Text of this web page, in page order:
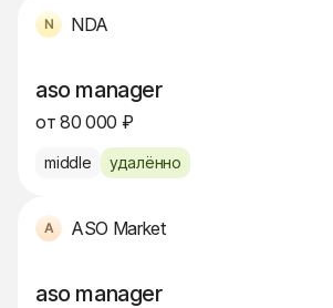
NDA
aso manager
от 80 000 ₽
middle удалённо
ASO Market
aso manager